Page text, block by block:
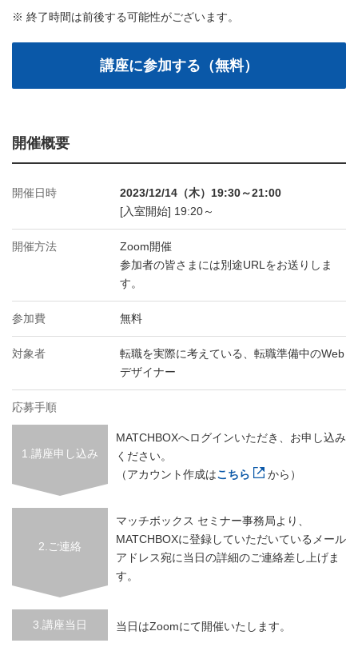
※ 終了時間は前後する可能性がございます。
開催概要
開催日時
2023/12/14（木）19:30～21:00
[入室開始] 19:20～
開催方法
Zoom開催
参加者の皆さまには別途URLをお送りしま
す。
参加費 無料
対象者
転職を実際に考えている、転職準備中のWeb
デザイナー
応募手順
1.講座申し込み
MATCHBOXへログインいただき、お申し込み
ください。
（アカウント作成はこちら から）
2.ご連絡
マッチボックス セミナー事務局より、
MATCHBOXに登録していただいているメール
アドレス宛に当日の詳細のご連絡差し上げま
す。
3.講座当日 当日はZoomにて開催いたします。